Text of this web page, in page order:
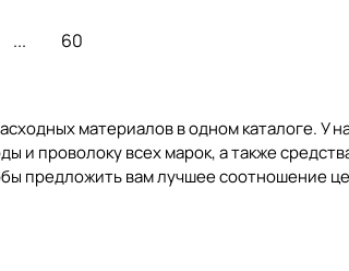
... 60
материалов в одном каталоге. У
проволоку всех марок, а также
предложить вам лучшее соотношение